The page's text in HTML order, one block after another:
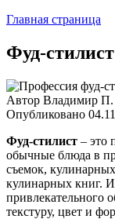
Главная страница
Фуд-стилист
Автор Владимир П.
Опубликовано
Фуд-стилист – это
обычные блюда в
съемок,
кулинарных книг.
привлекательного
текстуру, цвет и